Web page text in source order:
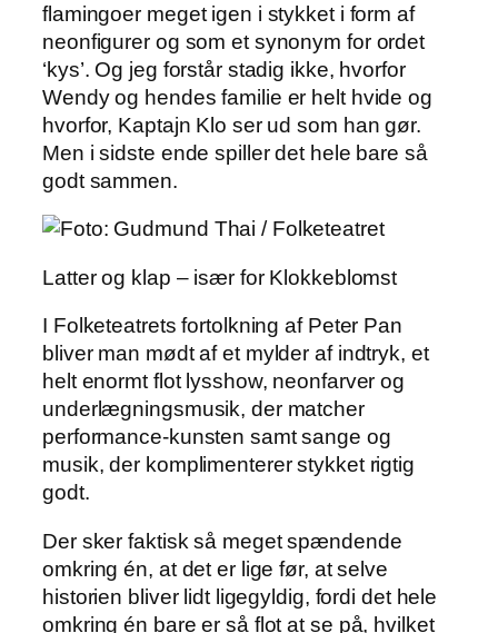
flamingoer meget igen i stykket i form af
neonfigurer og som et synonym for ordet
‘kys’. Og jeg forstår stadig ikke, hvorfor
Wendy og hendes familie er helt hvide og
hvorfor, Kaptajn Klo ser ud som han gør.
Men i sidste ende spiller det hele bare så
godt sammen.
Latter og klap – især for Klokkeblomst
I Folketeatrets fortolkning af Peter Pan
bliver man mødt af et mylder af indtryk, et
helt enormt flot lysshow, neonfarver og
underlægningsmusik, der matcher
performance-kunsten samt sange og
musik, der komplimenterer stykket rigtig
godt.
Der sker faktisk så meget spændende
omkring én, at det er lige før, at selve
historien bliver lidt ligegyldig, fordi det hele
omkring én bare er så flot at se på, hvilket